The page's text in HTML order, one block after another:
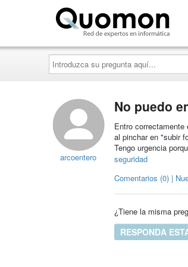
Introduzca
su
pregunta
aquí...
arcoentero
No puedo
Entro correctamente
al pinchar en "subir
Tengo urgencia
seguridad
Comentarios (0) |
¿Tiene la misma
RESPONDA